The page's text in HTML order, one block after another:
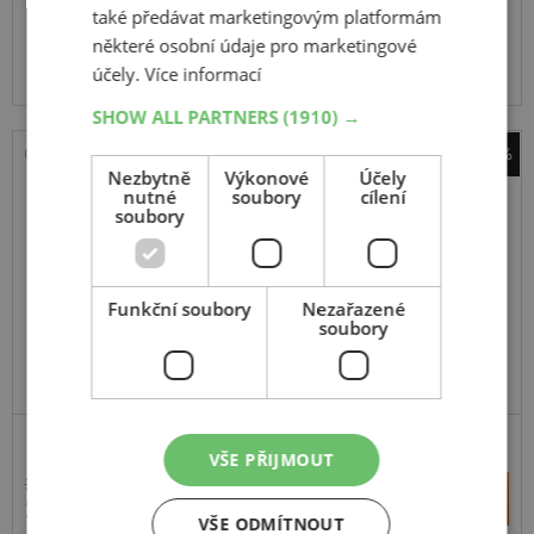
SKLADEM Expedujeme ještě dnes
Na prodejně v Opavě do 2 dnů.
Centrální sklad 20 ks.
-18%
Sailun
Atrezzo 4 Season Pro
55
SUPER KVALITA/VÝKON
2 668 Kč
2 175 Kč
+
také předávat marketingovým platformám
některé osobní údaje pro marketingové
účely.Více informací
SHOW ALL PARTNERS(1910) →
Nezbytně
nutné
soubory
Výkonové
soubory
Účely
cílení
Funkční soubory
Nezařazené
soubory
VŠE PŘIJMOUT
VŠE ODMÍTNOUT